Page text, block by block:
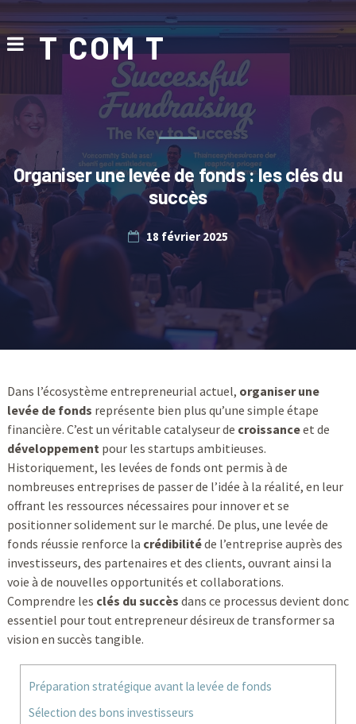
T COM T
Organiser une levée de fonds : les clés du
succès
18 février 2025
Dans l’écosystème entrepreneurial actuel, organiser une
levée de fonds représente bien plus qu’une simple étape
financière. C’est un véritable catalyseur de croissanceet de
développementpour les startups ambitieuses.
Historiquement, les levées de fonds ont permis à de
nombreuses entreprises de passer de l’idée à la réalité, en leur
offrant les ressources nécessaires pour innover et se
positionner solidement sur le marché. De plus, une levée de
fonds réussie renforce la crédibilitéde l’entreprise auprès des
investisseurs, des partenaires et des clients, ouvrant ainsi la
voie à de nouvelles opportunités et collaborations.
Comprendre les clés du succès dans ce processus devient donc
essentiel pour tout entrepreneur désireux de transformer sa
vision en succès tangible.
Préparation stratégique avant la levée de fonds
Sélection des bons investisseurs